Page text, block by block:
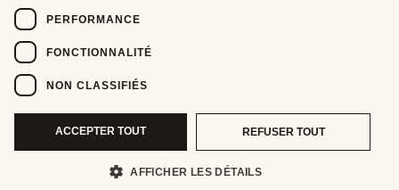
PERFORMANCE
FONCTIONNALITÉ
NON CLASSIFIÉS
ACCEPTER TOUT REFUSER TOUT
AFFICHER LES DÉTAILS